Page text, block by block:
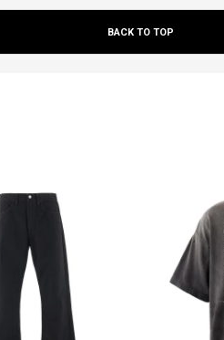
BACK TO TOP